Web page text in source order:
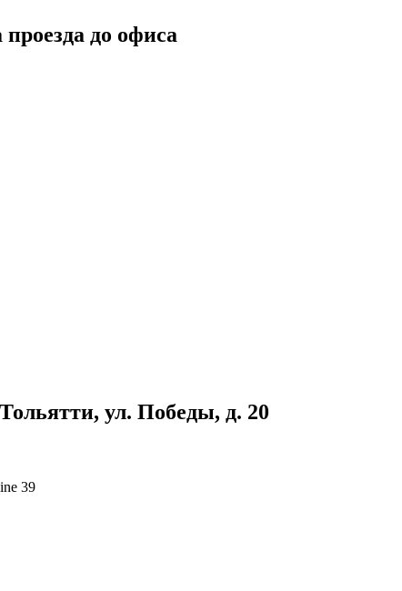
до офиса
ул. Победы, д. 20
39